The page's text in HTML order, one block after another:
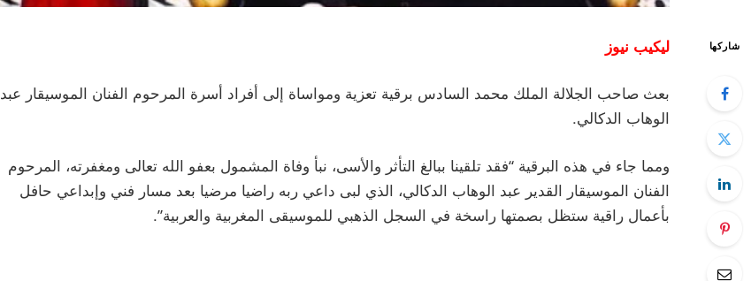
شاركها
ليكيب نيوز
بعث صاحب الجلالة الملك محمد السادس برقية تعزية ومواساة إلى أفراد أسرة المرحوم الفنان الموسيقار عبد
الوهاب الدكالي.
ومما جاء في هذه البرقية “فقد تلقينا ببالغ التأثر والأسى، نبأ وفاة المشمول بعفو الله تعالى ومغفرته، المرحوم
الفنان الموسيقار القدير عبد الوهاب الدكالي، الذي لبى داعي ربه راضيا مرضيا بعد مسار فني وإبداعي حافل
بأعمال راقية ستظل بصمتها راسخة في السجل الذهبي للموسيقى المغربية والعربية”.